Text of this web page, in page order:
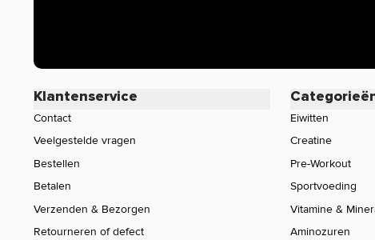
Klantenservice
Contact
Veelgestelde vragen
Bestellen
Betalen
Verzenden & Bezorgen
Retourneren of defect
Eiwitten
Creatine
Pre-Workout
Sportvoeding
Vitamine &
Aminozuren